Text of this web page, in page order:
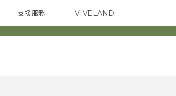
企業採購
支援服務 VIVELAND